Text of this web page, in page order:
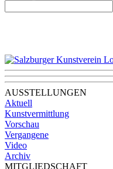
AUSSTELLUNGEN
Aktuell
Kunstvermittlung
Vorschau
Vergangene
Video
Archiv
MITGLIEDSCHAFT